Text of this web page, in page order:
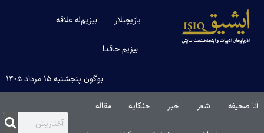
یازیچیلار بیزیم‌له علاقه
بیزیم حاقدا
بوگون پنجشنبه ۱۵ مرداد ۱۴۰۵
آنا صحیفه شعر خبر حئکایه مقاله‌